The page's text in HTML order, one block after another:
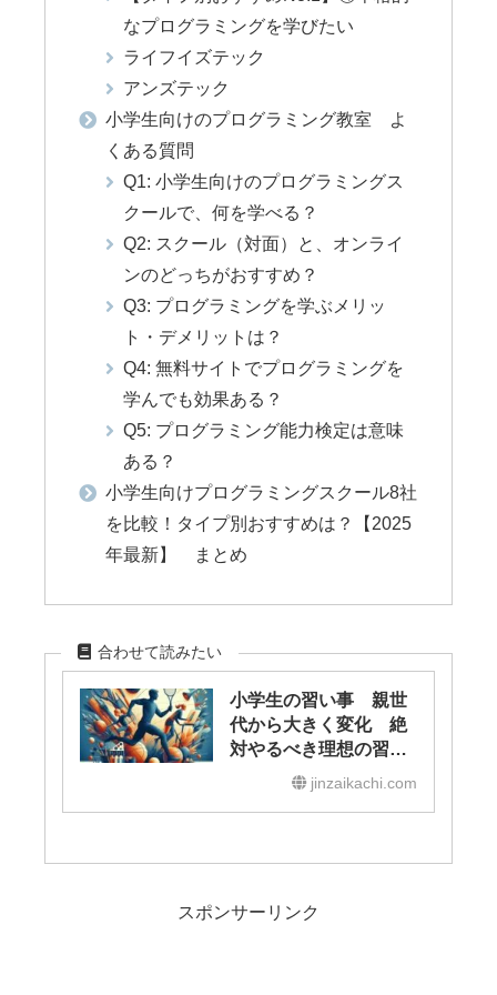
なプログラミングを学びたい
ライフイズテック
アンズテック
小学生向けのプログラミング教室 よ
くある質問
Q1: 小学生向けのプログラミングス
クールで、何を学べる？
Q2: スクール（対面）と、オンライ
ンのどっちがおすすめ？
Q3: プログラミングを学ぶメリッ
ト・デメリットは？
Q4: 無料サイトでプログラミングを
学んでも効果ある？
Q5: プログラミング能力検定は意味
ある？
小学生向けプログラミングスクール8社
を比較！タイプ別おすすめは？【2025
年最新】 まとめ
合わせて読みたい
小学生の習い事 親世
代から大きく変化 絶
対やるべき理想の習い
事とは？
jinzaikachi.com
スポンサーリンク